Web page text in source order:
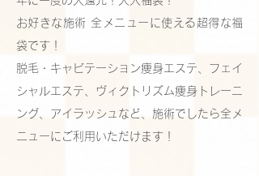
お好きな施術 全メニューに使える超得な福
袋です！
脱毛・キャビテーション痩身エステ、フェイ
シャルエステ、ヴィクトリズム痩身トレーニ
ング、アイラッシュなど、施術でしたら全メ
ニューにご利用いただけます！